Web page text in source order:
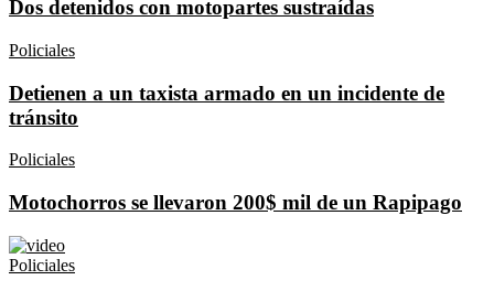
Dos detenidos con motopartes sustraídas
Policiales
Detienen a un taxista armado en un incidente de
tránsito
Policiales
Motochorros se llevaron 200$ mil de un Rapipago
Policiales